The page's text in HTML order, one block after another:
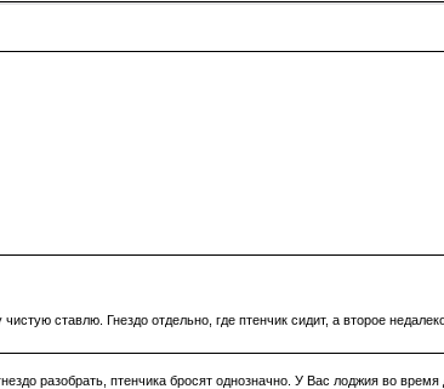
ставлю. Гнездо отдельно, где птенчик сидит, а второе
разобрать, птенчика бросят однозначно. У Вас лоджия во